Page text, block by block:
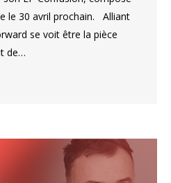
le 30 avril prochain. Alliant
se voit être la pièce
de…